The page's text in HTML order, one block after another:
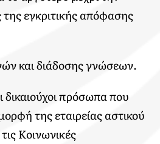
εγκριτικής απόφασης
και διάδοσης γνώσεων.
δικαιούχοι πρόσωπα που
της εταιρείας αστικού
Κοινωνικές